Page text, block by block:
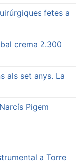
fetes a
crema 2.300
als set anys. La
Pigem
a Torre